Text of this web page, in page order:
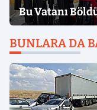
Bu Vatanı
BUNLARA DA